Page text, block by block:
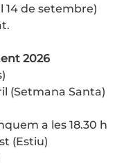
14 de setembre)
2026
(Setmana Santa)
a les 18.30 h
(Estiu)